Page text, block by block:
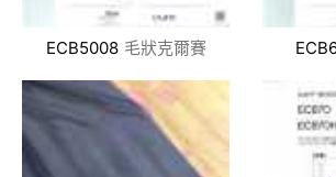
ECB5008 毛狀克爾賽